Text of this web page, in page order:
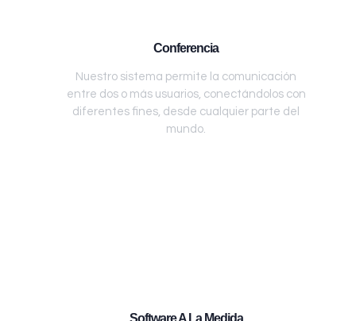
Conferencia
Nuestro sistema permite la comunicación
entre dos o más usuarios, conectándolos con
diferentes fines, desde cualquier parte del
mundo.
Software A La Medida